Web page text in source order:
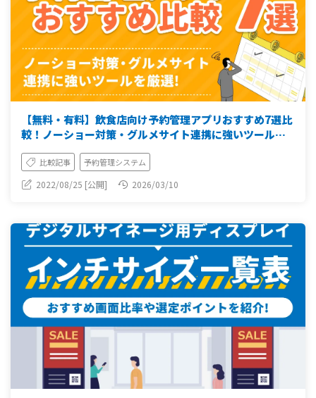
【無料・有料】飲食店向け予約管理アプリおすすめ7選比
較！ノーショー対策・グルメサイト連携に強いツールを
比較記事 予約管理システム
2022/08/25 [公開] 2026/03/10